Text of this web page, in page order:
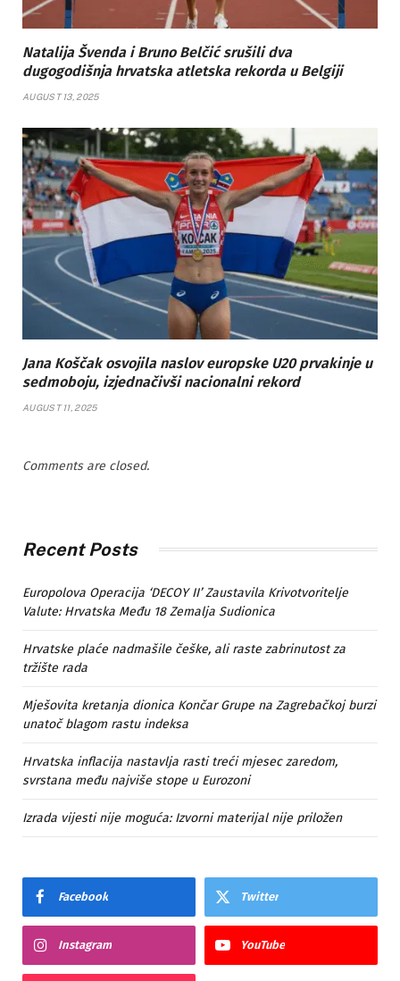
Natalija Švenda i Bruno Belčić srušili dva
dugogodišnja hrvatska atletska rekorda u Belgiji
AUGUST 13, 2025
Jana Koščak osvojila naslov europske U20 prvakinje u
sedmoboju, izjednačivši nacionalni rekord
AUGUST 11, 2025
Comments are closed.
Recent Posts
Europolova Operacija ‘DECOY II’ Zaustavila Krivotvoritelje
Valute: Hrvatska Među 18 Zemalja Sudionica
Hrvatske plaće nadmašile češke, ali raste zabrinutost za
tržište rada
Mješovita kretanja dionica Končar Grupe na Zagrebačkoj burzi
unatoč blagom rastu indeksa
Hrvatska inflacija nastavlja rasti treći mjesec zaredom,
svrstana među najviše stope u Eurozoni
Izrada vijesti nije moguća: Izvorni materijal nije priložen
Facebook Twitter
Instagram YouTube